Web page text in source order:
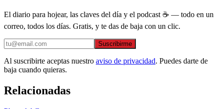
El diario para hojear, las claves del día y el podcast ☕ — todo en un
correo, todos los días. Gratis, y te das de baja con un clic.
Suscribirme
Al suscribirte aceptas nuestro aviso de privacidad. Puedes darte de
baja cuando quieras.
Relacionadas